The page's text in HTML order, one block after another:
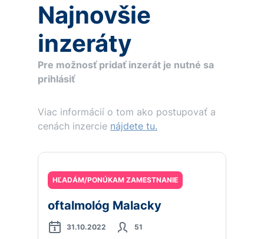
Najnovšie
inzeráty
Pre možnosť pridať inzerát je nutné sa
prihlásiť
Viac informácií o tom ako postupovať a
cenách inzercie nájdete tu.
HĽADÁM/PONÚKAM ZAMESTNANIE
oftalmológ Malacky
31.10.2022 51